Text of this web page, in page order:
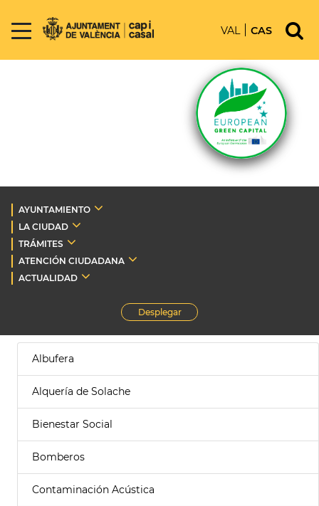
VAL CAS
AYUNTAMIENTO
LA CIUDAD
TRÁMITES
ATENCIÓN CIUDADANA
ACTUALIDAD
Desplegar
Albufera
Alquería de Solache
Bienestar Social
Bomberos
Contaminación Acústica